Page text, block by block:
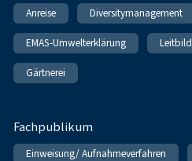
Anreise Diversitymanagement
EMAS-Umwelterklärung Leitbild
Gärtnerei
Fachpublikum
Einweisung/ Aufnahmeverfahren